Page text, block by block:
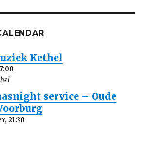
Kethel
service – Oude
21:30